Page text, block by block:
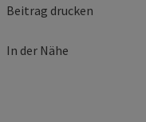
Beitrag drucken
In der Nähe